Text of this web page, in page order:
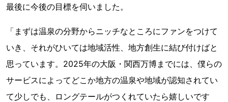
最後に今後の目標を伺いました。
「まずは温泉の分野からニッチなところにファンをつけて
いき、それがひいては地域活性、地方創生に結び付けばと
思っています。2025年の大阪・関西万博までには、僕らの
サービスによってどこか地方の温泉や地域が認知されてい
て少しでも、ロングテールがつくれていたら嬉しいです